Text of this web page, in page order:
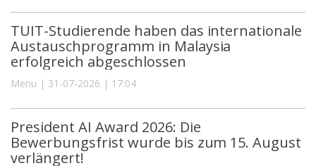
TUIT-Studierende haben das internationale
Austauschprogramm in Malaysia
erfolgreich abgeschlossen
Menu | 31-07-2026 | 17:04
President AI Award 2026: Die
Bewerbungsfrist wurde bis zum 15. August
verlängert!